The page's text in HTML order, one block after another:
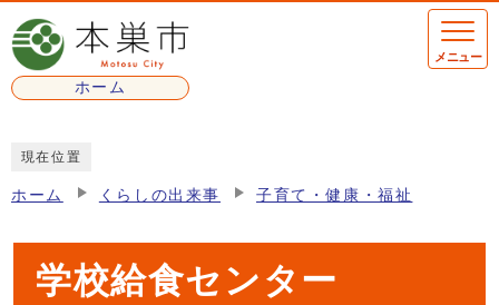
ページの先頭です
ホーム
メニュー
現在位置
ホーム くらしの出来事 子育て・健康・福祉
学校給食センター